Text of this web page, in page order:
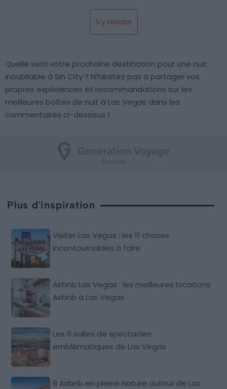
S'y rendre
Quelle sera votre prochaine destination pour une nuit
inoubliable à Sin City ? N’hésitez pas à partager vos
propres expériences et recommandations sur les
meilleures boîtes de nuit à Las Vegas dans les
commentaires ci-dessous !
Plus d'inspiration
Visiter Las Vegas : les 11 choses
incontournables à faire
Airbnb Las Vegas : les meilleures locations
Airbnb à Las Vegas
Les 6 salles de spectacles
emblématiques de Las Vegas
8 Airbnb en pleine nature autour de Las